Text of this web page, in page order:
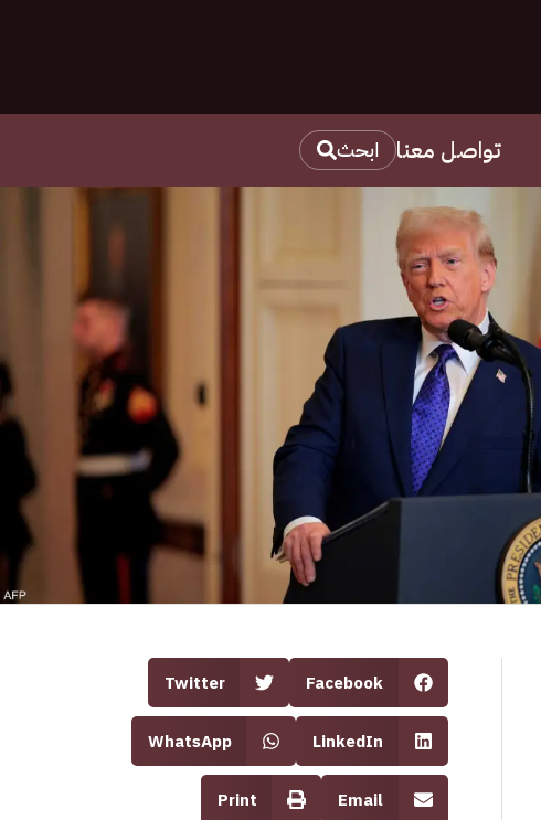
تواصل معنا ابحث
Facebook
Twitter
LinkedIn
WhatsApp
Email
Print